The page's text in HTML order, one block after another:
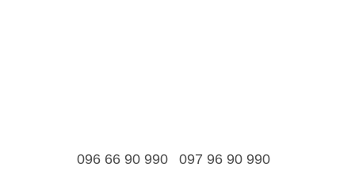
096 66 90 990 097 96 90 990